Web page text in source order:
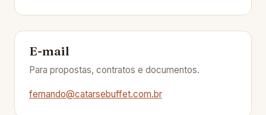
E-mail
Para propostas, contratos e documentos.
fernando@catarsebuffet.com.br